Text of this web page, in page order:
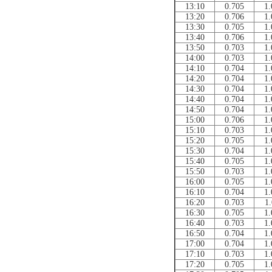
13:10
0.705
13:20
0.706
13:30
0.705
13:40
0.706
13:50
0.703
14:00
0.703
14:10
0.704
14:20
0.704
14:30
0.704
14:40
0.704
14:50
0.704
15:00
0.706
15:10
0.703
15:20
0.705
15:30
0.704
15:40
0.705
15:50
0.703
16:00
0.705
16:10
0.704
16:20
0.703
16:30
0.705
16:40
0.703
16:50
0.704
17:00
0.704
17:10
0.703
17:20
0.705